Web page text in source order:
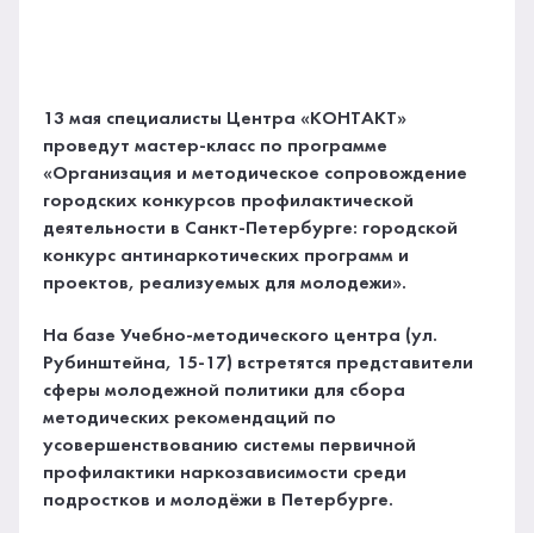
13 мая специалисты Центра «КОНТАКТ»
проведут мастер-класс по программе
«Организация и методическое сопровождение
городских конкурсов профилактической
деятельности в Санкт-Петербурге: городской
конкурс антинаркотических программ и
проектов, реализуемых для молодежи».
На базе Учебно-методического центра (ул.
Рубинштейна, 15-17) встретятся представители
сферы молодежной политики для сбора
методических рекомендаций по
усовершенствованию системы первичной
профилактики наркозависимости среди
подростков и молодёжи в Петербурге.